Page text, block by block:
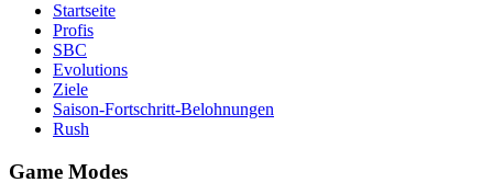
Startseite
Profis
SBC
Evolutions
Ziele
Saison-Fortschritt-Belohnungen
Rush
Game Modes